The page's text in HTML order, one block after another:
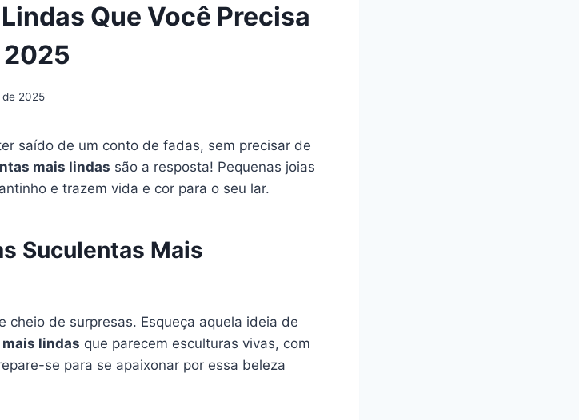
Que Você Precisa
de 2025
saído de um conto de fadas, sem precisar de
mais lindas são a resposta! Pequenas joias
e trazem vida e cor para o seu lar.
Suculentas Mais
cheio de surpresas. Esqueça aquela ideia de
lindas que parecem esculturas vivas, com
se para se apaixonar por essa beleza